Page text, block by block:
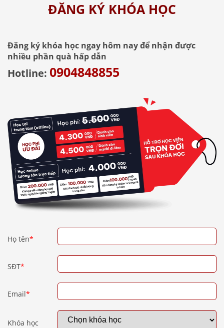
ĐĂNG KÝ KHÓA HỌC
Đăng ký khóa học ngay hôm nay để nhận được
nhiều phần quà hấp dẫn
Hotline: 0904848855
Họ tên*
SĐT*
Email*
Khóa học